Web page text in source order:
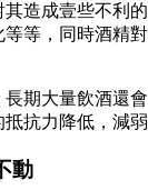
其造成壹些不利
等等，同時酒精
長期大量飲酒還
抗力降低，減
動